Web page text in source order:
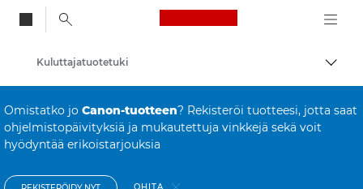
Canon Logo, back
Kuluttajatuotetuki
Omistatko jo Canon-tuotteen? Rekisteröi tuotteesi, jotta saat
ohjelmistopäivityksiä ja mukautettuja vinkkejä sekä voit
hyödyntää erikoistarjouksia